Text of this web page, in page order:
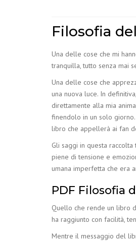
Filosofia
Una delle cose che mi
tranquilla, tutto senza mai
Una delle cose che
una nuova luce. In
direttamente alla mia
finendolo in un solo
libro che appellerà ai fan
Gli saggi in questa
piene di tensione e
umana imperfetta che era
PDF Filosofia
Quello che rende un libro
ha raggiunto con facilità,
Mentre il messaggio del